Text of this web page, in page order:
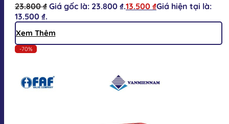
23.800₫ Giá gốc là: 23.800 ₫.13.500 ₫Giá hiện tại là:
13.500 ₫.
Xem Thêm
-70%